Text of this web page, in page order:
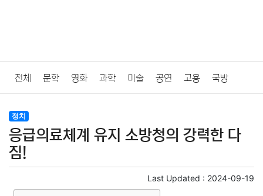
전체 문학 영화 과학 미술 공연 고용 국방
법률
질병 가요 방송 일상 주식 암호화폐 블록체인
미용 증권 인테리어
정치
응급의료체계 유지 소방청의 강력한 다
짐!
Last Updated : 2024-09-19